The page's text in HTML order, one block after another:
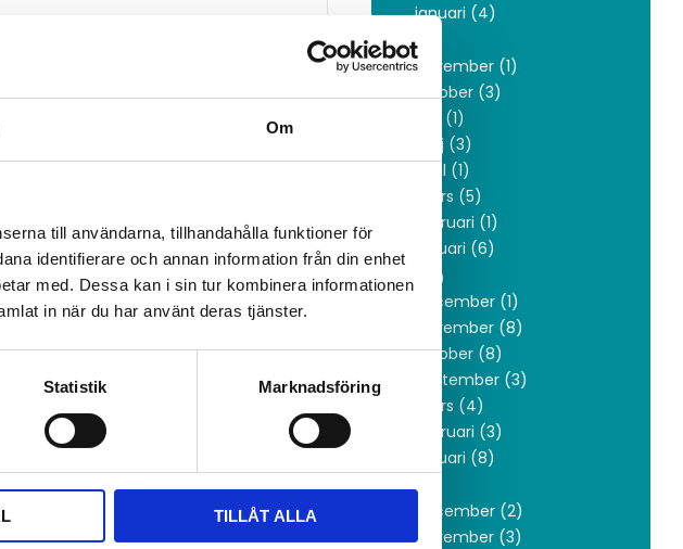
Om
till användarna, tillhandahålla funktioner för
identifierare och annan information från din enhet
med. Dessa kan i sin tur kombinera informationen
in när du har använt deras tjänster.
Statistik Marknadsföring
TILLÅT ALLA
de vetenskapliga principerna
baserat på tiden det tar för
med temperaturen. Vem
standardvikter? Medan teknik
att navigera, förstå och
upptäckter. De används för att
används avancerade
och behandlingsmetoder.
av universums
kan forskare granska och
januari (4)
2021
november (1)
oktober (3)
juni (1)
maj (3)
april (1)
mars (5)
februari (1)
januari (6)
2020
december (1)
november (8)
oktober (8)
september (3)
mars (4)
februari (3)
januari (8)
2019
december (2)
november (3)